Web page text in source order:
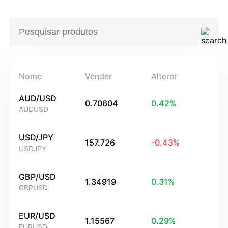
Nome Vender Alterar
AUD/USD
AUDUSD
0.70604 0.42%
USD/JPY
USDJPY
157.726 -0.43%
GBP/USD
GBPUSD
1.34919 0.31%
EUR/USD 1.15567 0.29%